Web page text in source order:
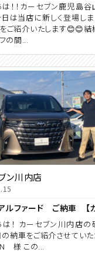
は！！カーセブン鹿児島
は当店に新しく登場しま
ご紹介いたします😊😊
の間...
ン川内店
は！ カーセブン川内店の
の納車をご紹介させていた
この...